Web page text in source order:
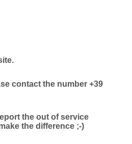
contact the number +39
the out of service
the difference ;-)